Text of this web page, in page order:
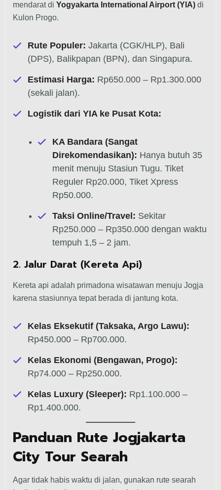
mendarat di Yogyakarta International Airport (YIA) di
Kulon Progo.
Rute Populer: Jakarta (CGK/HLP), Bali
(DPS), Balikpapan (BPN), dan Singapura.
Estimasi Harga: Rp650.000 – Rp1.300.000
(sekali jalan).
Logistik dari YIA ke Pusat Kota:
KA Bandara (Sangat
Direkomendasikan): Hanya butuh 35
menit menuju Stasiun Tugu. Tiket
Reguler Rp20.000, Tiket Xpress
Rp50.000.
Taksi Online/Travel: Sekitar
Rp250.000 – Rp350.000 dengan waktu
tempuh 1,5 – 2 jam.
2. Jalur Darat (Kereta Api)
Kereta api adalah primadona wisatawan menuju Jogja
karena stasiunnya tepat berada di jantung kota.
Kelas Eksekutif (Taksaka, Argo Lawu):
Rp450.000 – Rp700.000.
Kelas Ekonomi (Bengawan, Progo):
Rp74.000 – Rp250.000.
Kelas Luxury (Sleeper): Rp1.100.000 –
Rp1.400.000.
Panduan Rute Jogjakarta
City Tour Searah
Agar tidak habis waktu di jalan, gunakan rute searah